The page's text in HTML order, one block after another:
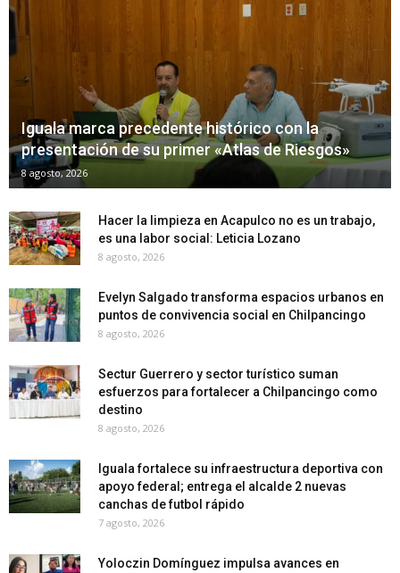
Iguala marca precedente histórico con la
presentación de su primer «Atlas de Riesgos»
8 agosto, 2026
Hacer la limpieza en Acapulco no es un trabajo,
es una labor social: Leticia Lozano
8 agosto, 2026
Evelyn Salgado transforma espacios urbanos en
puntos de convivencia social en Chilpancingo
8 agosto, 2026
Sectur Guerrero y sector turístico suman
esfuerzos para fortalecer a Chilpancingo como
destino
8 agosto, 2026
Iguala fortalece su infraestructura deportiva con
apoyo federal; entrega el alcalde 2 nuevas
canchas de futbol rápido
7 agosto, 2026
Yoloczin Domínguez impulsa avances en